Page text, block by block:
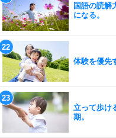
国語の読解
になる。
体験を優先
立って歩け
期。